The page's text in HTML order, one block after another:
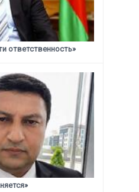
ответственность»